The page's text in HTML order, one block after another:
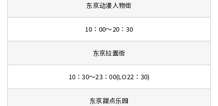
东京动漫人物街
10：00～20：30
东京拉面街
10：30～23：00(LO22：30)
东京甜点乐园